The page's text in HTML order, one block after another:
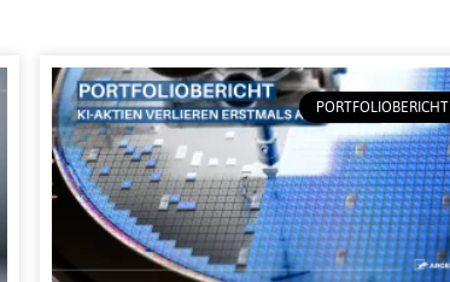
PORTFOLIOBERICHT